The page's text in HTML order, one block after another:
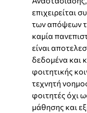
επιχειρείται
των απόψεων
καμία
είναι
δεδομένα και
φοιτητικής
τεχνητή
φοιτητές όχι
μάθησης και